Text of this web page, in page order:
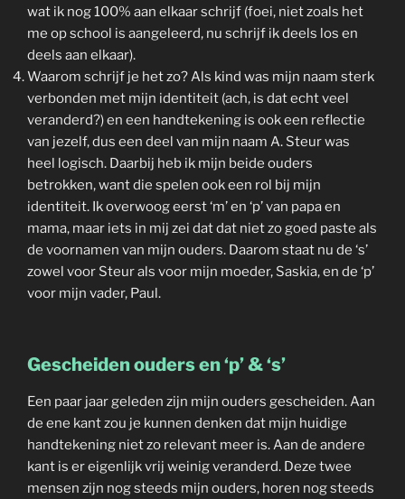
wat ik nog 100% aan elkaar schrijf (foei, niet zoals het
me op school is aangeleerd, nu schrijf ik deels los en
deels aan elkaar).
Waarom schrijf je het zo? Als kind was mijn naam sterk
verbonden met mijn identiteit (ach, is dat echt veel
veranderd?) en een handtekening is ook een reflectie
van jezelf, dus een deel van mijn naam A. Steur was
heel logisch. Daarbij heb ik mijn beide ouders
betrokken, want die spelen ook een rol bij mijn
identiteit. Ik overwoog eerst ‘m’ en ‘p’ van papa en
mama, maar iets in mij zei dat dat niet zo goed paste als
de voornamen van mijn ouders. Daarom staat nu de ‘s’
zowel voor Steur als voor mijn moeder, Saskia, en de ‘p’
voor mijn vader, Paul.
Gescheiden ouders en ‘p’ & ‘s’
Een paar jaar geleden zijn mijn ouders gescheiden. Aan
de ene kant zou je kunnen denken dat mijn huidige
handtekening niet zo relevant meer is. Aan de andere
kant is er eigenlijk vrij weinig veranderd. Deze twee
mensen zijn nog steeds mijn ouders, horen nog steeds